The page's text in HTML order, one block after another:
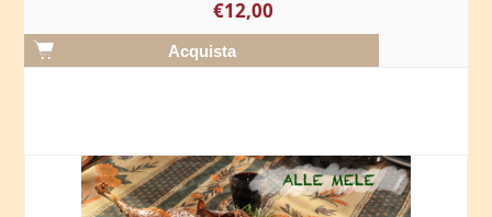
€12,00